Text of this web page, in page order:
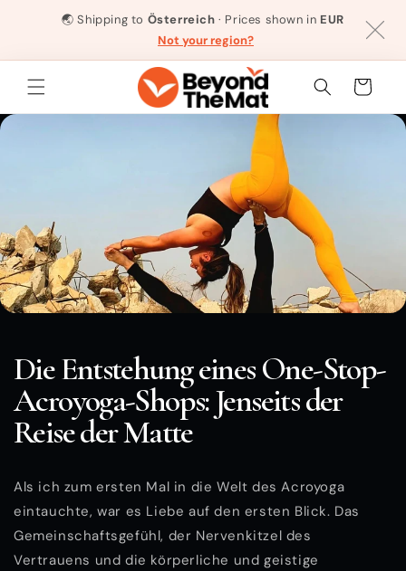
🌏 Shipping to Österreich · Prices shown in EUR
Not your region?
Warenkorb
Die Entstehung eines One-Stop-
Acroyoga-Shops: Jenseits der
Reise der Matte
Als ich zum ersten Mal in die Welt des Acroyoga
eintauchte, war es Liebe auf den ersten Blick. Das
Gemeinschaftsgefühl, der Nervenkitzel des
Vertrauens und die körperliche und geistige